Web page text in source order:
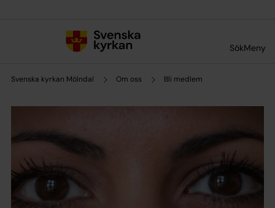
SökMeny
Svenska kyrkan Mölndal Om oss Bli medlem